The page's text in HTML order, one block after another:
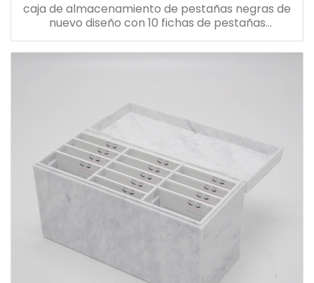
caja de almacenamiento de pestañas negras de
nuevo diseño con 10 fichas de pestañas
transparentes